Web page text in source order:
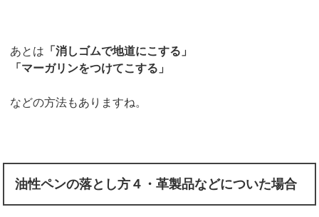
あとは 「消しゴムで地道にこする」
「マーガリンをつけてこする」
などの方法もありますね。
油性ペンの落とし方４・革製品などについた場合